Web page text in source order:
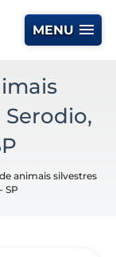
MENU
animais silvestres
SP